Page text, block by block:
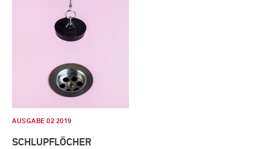
AUSGABE 02 2019
SCHLUPFLÖCHER